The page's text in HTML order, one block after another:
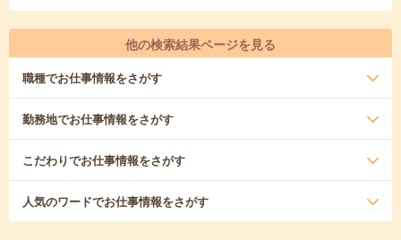
他の検索結果ページを見る
職種でお仕事情報をさがす
勤務地でお仕事情報をさがす
こだわりでお仕事情報をさがす
人気のワードでお仕事情報をさがす